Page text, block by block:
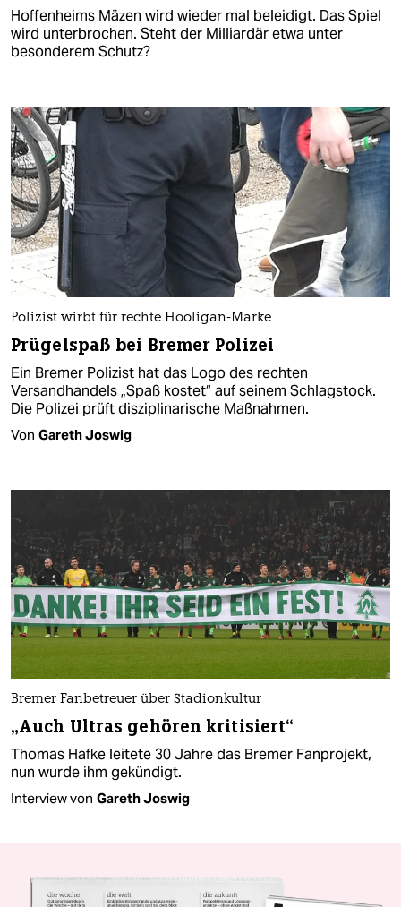
Hoffenheims Mäzen wird wieder mal beleidigt. Das Spiel
wird unterbrochen. Steht der Milliardär etwa unter
besonderem Schutz?
Polizist wirbt für rechte Hooligan-Marke
Prügelspaß bei Bremer Polizei
Ein Bremer Polizist hat das Logo des rechten
Versandhandels „Spaß kostet“ auf seinem Schlagstock.
Die Polizei prüft disziplinarische Maßnahmen.
Von Gareth Joswig
Bremer Fanbetreuer über Stadionkultur
„Auch Ultras gehören kritisiert“
Thomas Hafke leitete 30 Jahre das Bremer Fanprojekt,
nun wurde ihm gekündigt.
Interview von Gareth Joswig